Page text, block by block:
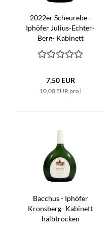
2022er Scheurebe -
Iphöfer Julius-Echter-
Berg- Kabinett
halbtrocken
7,50 EUR
10,00 EUR pro l
Bacchus - Iphöfer
Kronsberg- Kabinett
halbtrocken